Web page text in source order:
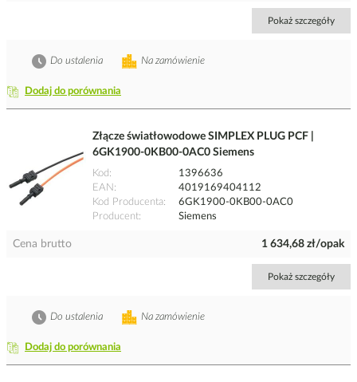
Pokaż szczegóły
Dodaj do porównania
Na zamówienie
Do ustalenia
Złącze światłowodowe SIMPLEX PLUG PCF |
6GK1900-0KB00-0AC0 Siemens
Kod
1396636
EAN
4019169404112
Kod Producenta
6GK1900-0KB00-0AC0
Producent
Siemens
Cena brutto 1 634,68 zł/opak
Pokaż szczegóły
Dodaj do porównania
Na zamówienie
Do ustalenia